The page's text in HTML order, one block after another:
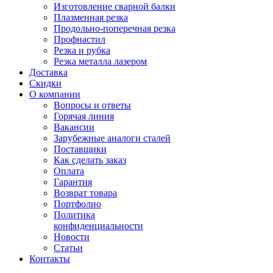
Изготовление сварной балки
Плазменная резка
Продольно-поперечная резка
Профнастил
Резка и рубка
Резка металла лазером
Доставка
Скидки
О компании
Вопросы и ответы
Горячая линия
Вакансии
Зарубежные аналоги сталей
Поставщики
Как сделать заказ
Оплата
Гарантия
Возврат товара
Портфолио
Политика
конфиденциальности
Новости
Статьи
Контакты